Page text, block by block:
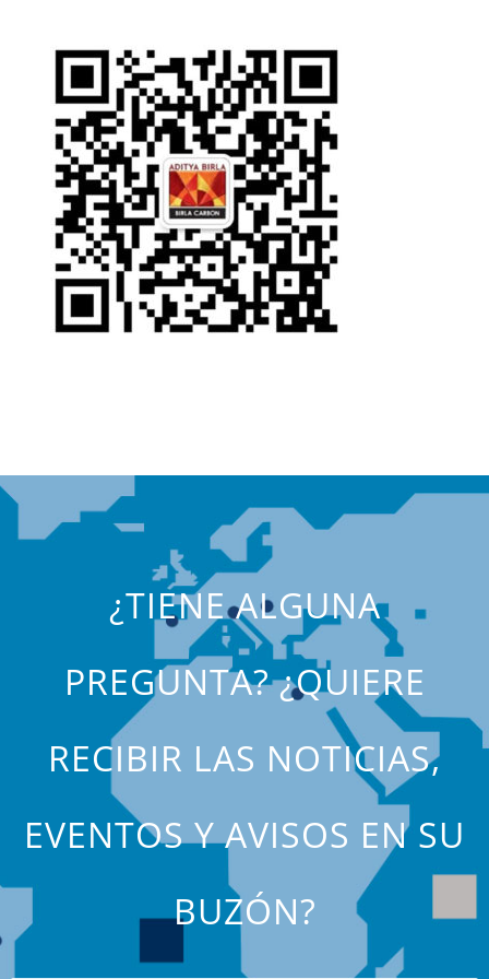
¿TIENE ALGUNA
PREGUNTA? ¿QUIERE
RECIBIR LAS NOTICIAS,
EVENTOS Y AVISOS EN SU
BUZÓN?